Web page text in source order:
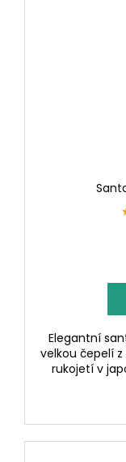
Elegantní
velkou čepelí
rukojetí v